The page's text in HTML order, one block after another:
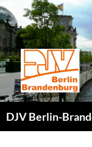
Zum
Inhalt
springen
DJV Berlin-